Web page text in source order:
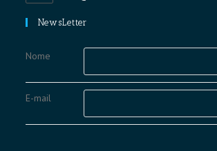
application
NewsLetter
Nome
E-mail